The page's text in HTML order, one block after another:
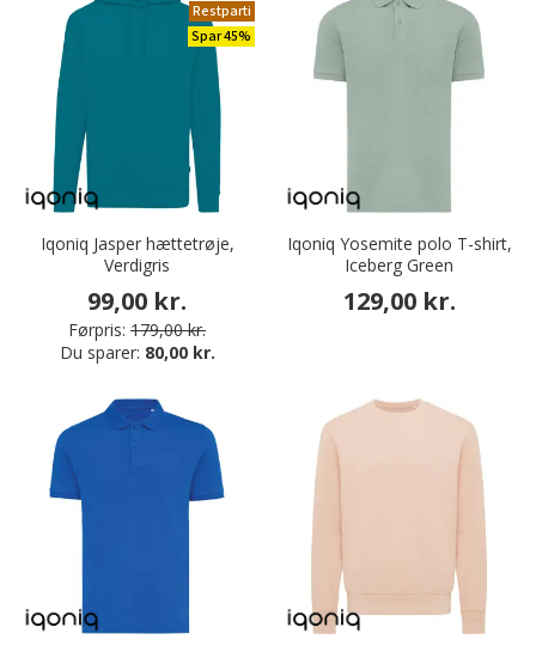
Restparti
Spar 45%
Iqoniq Jasper hættetrøje,
Verdigris
99,00 kr.
Førpris: 179,00 kr.
Du sparer: 80,00 kr.
Iqoniq Yosemite polo T-shirt,
Iceberg Green
129,00 kr.